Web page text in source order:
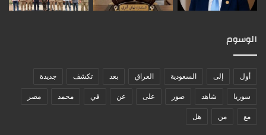
الوسوم
أول إلى السعودية العراق بعد تكشف جديدة
سوريا شاهد صور على عن في محمد مصر
مع من هل